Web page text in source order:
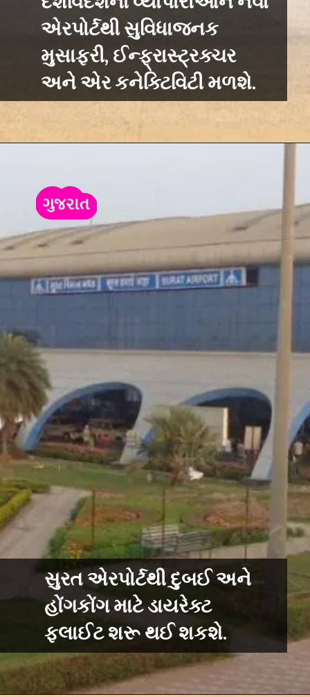
એરપોર્ટથી સુવિધાજનક
મુસાફરી, ઈન્ફ્રાસ્ટ્રક્ચર
અને એર કનેક્ટિવિટી મળશે.
સુરત એરપોર્ટથી દુબઈ અને
હોંગકોંગ માટે ડાયરેક્ટ
ફ્લાઈટ શરૂ થઈ શકશે.